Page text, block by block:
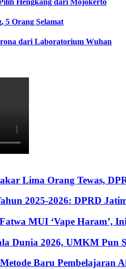
5 Orang Selamat
dari Laboratorium Wuhan
Lima Orang Tewas,
2025-2026: DPRD
MUI ‘Vape Haram’,
Dunia 2026, UMKM Pun
Baru Pembelajaran